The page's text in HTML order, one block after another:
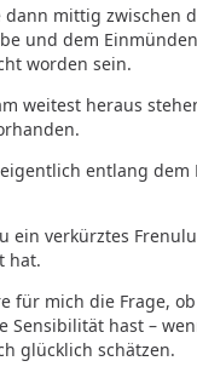
dann mittig zwischen
und dem
worden sein.
weitest heraus
entlang dem
ein verkürztes
hat.
für mich die Frage,
Sensibilität hast –
glücklich schätzen.